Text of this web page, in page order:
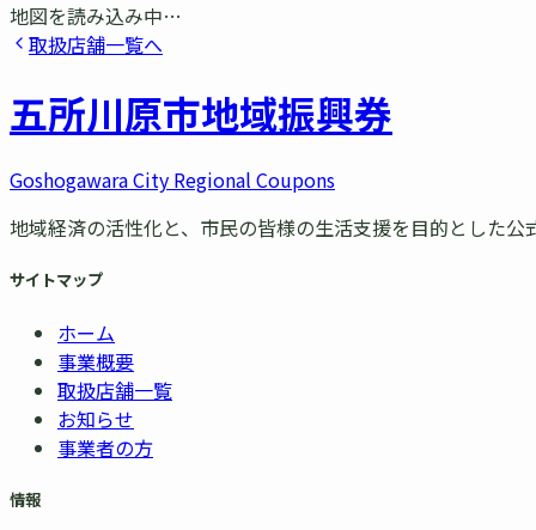
地図を読み込み中…
取扱店舗一覧へ
五所川原市地域振興券
Goshogawara City Regional Coupons
地域経済の活性化と、市民の皆様の生活支援を目的とした公
サイトマップ
ホーム
事業概要
取扱店舗一覧
お知らせ
事業者の方
情報